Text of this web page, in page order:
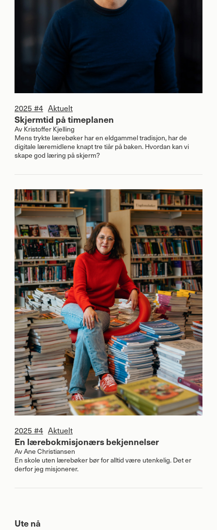
2025 #4 Aktuelt
Skjermtid på timeplanen
Av Kristoffer Kjelling
Mens trykte lærebøker har en eldgammel tradisjon, har de
digitale læremidlene knapt tre tiår på baken. Hvordan kan vi
skape god læring på skjerm?
2025 #4 Aktuelt
En lærebokmisjonærs bekjennelser
AvAne Christiansen
En skole uten lærebøker bør for alltid være utenkelig. Det er
derfor jeg misjonerer.
Ute nå